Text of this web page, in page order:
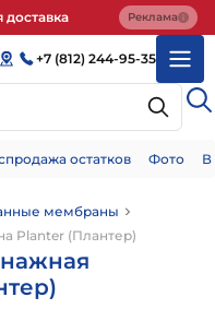
доставка Реклама
+7 (812) 244-95-35
остатков Фото
мембраны
Planter (Плантер)